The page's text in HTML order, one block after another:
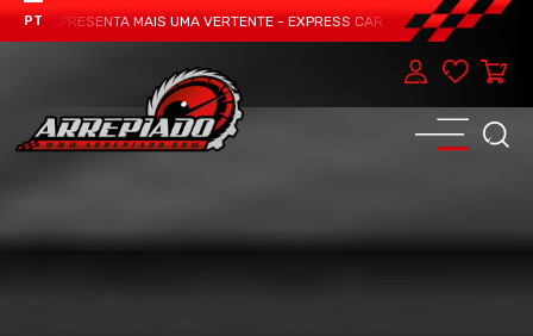
PT
APRESENTA MAIS UMA VERTENTE - EXPRESS CAR SERVICE, MANUTENÇÃO